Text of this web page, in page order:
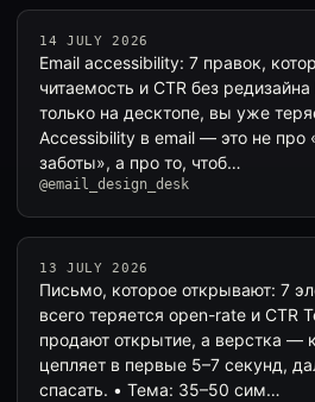
14 JULY 2026
Email accessibility: 7 правок,
читаемость и CTR без
только на десктопе, вы уже
Accessibility в email — это не про
заботы», а про то, чтоб…
@email_design_desk
13 JULY 2026
Письмо, которое открывают: 7
всего теряется open-rate и CTR
продают открытие, а верстка —
цепляет в первые 5–7 секунд,
спасать. • Тема: 35–50 сим…